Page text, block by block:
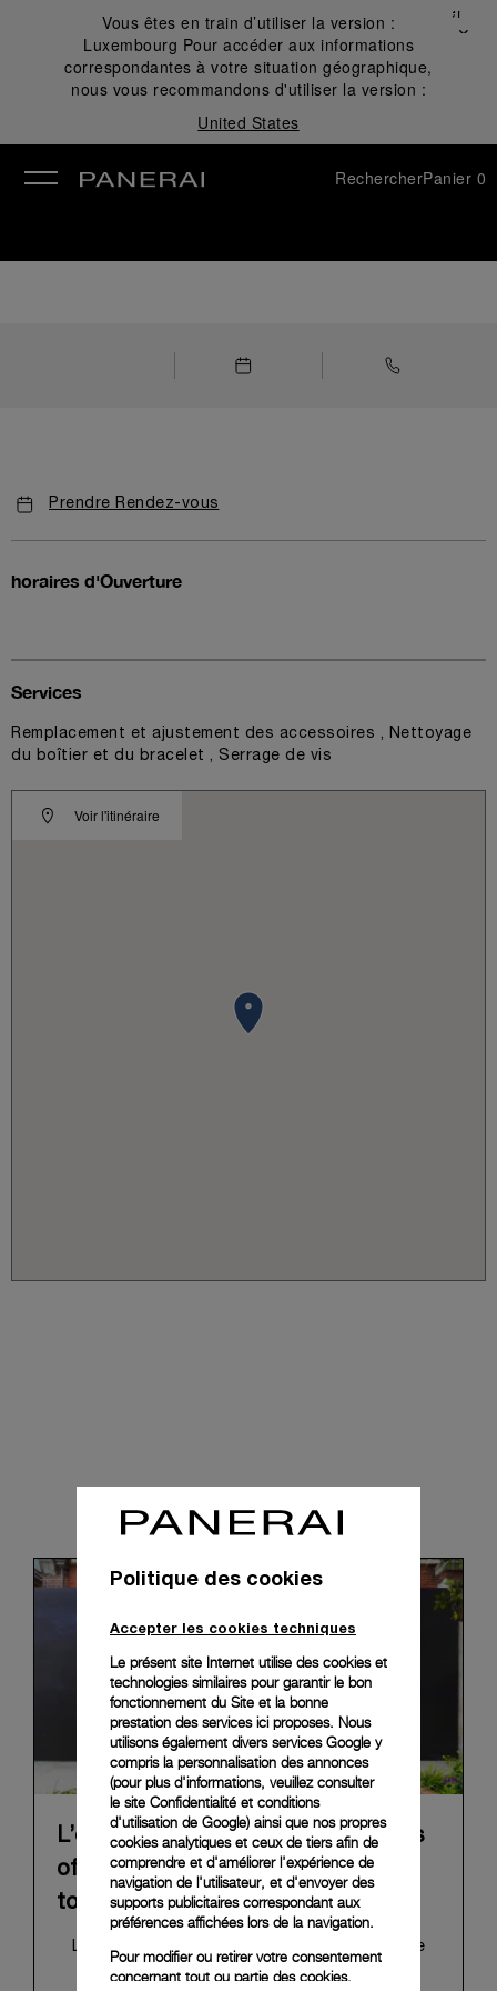
Vous êtes en train d’utiliser la version :
Luxembourg Pour accéder aux informations
correspondantes à votre situation géographique,
nous vous recommandons d'utiliser la version :
United States
Fermer
✕
RechercherPanier 0
Prendre Rendez-vous
horaires d'Ouverture
Voir l'itinéraire
Services
Remplacement et ajustement des accessoires , Nettoyage
du boîtier et du bracelet , Serrage de vis
News & Events
L’exposition itinérante « The Depths
of Time » de Panerai achève sa
tournée à Taipei
L’exposition « The Depths of Time », qui retrace
l'histoire de Panerai, a conclu sa tournée
Politique des cookies
Accepter les cookies techniques
Le présent site Internet utilise des cookies et
technologies similaires pour garantir le bon
fonctionnement du Site et la bonne
prestation des services ici proposes. Nous
utilisons également divers services Google y
compris la personnalisation des annonces
(pour plus d'informations, veuillez consulter
le site Confidentialité et conditions
d'utilisation de Google) ainsi que nos propres
cookies analytiques et ceux de tiers afin de
comprendre et d'améliorer l'expérience de
navigation de l'utilisateur, et d'envoyer des
supports publicitaires correspondant aux
préférences affichées lors de la navigation.
Pour modifier ou retirer votre consentement
concernant tout ou partie des cookies,